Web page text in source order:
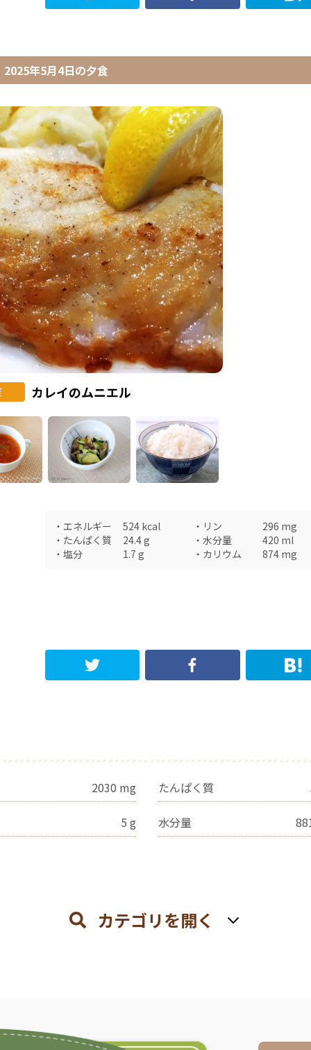
2025年5月4日の夕食
カレイのムニエル
・ エネルギー 524 kcal ・ リン 296 mg
・ たんぱく質 24.4g ・ 水分量 420 ml
・ 塩分 1.7 g ・ カリウム 874 mg
2030 mg たんぱく質
5 g 水分量
カテゴリを開く